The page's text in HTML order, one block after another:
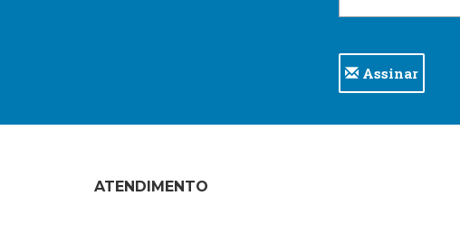
Assinar
ATENDIMENTO